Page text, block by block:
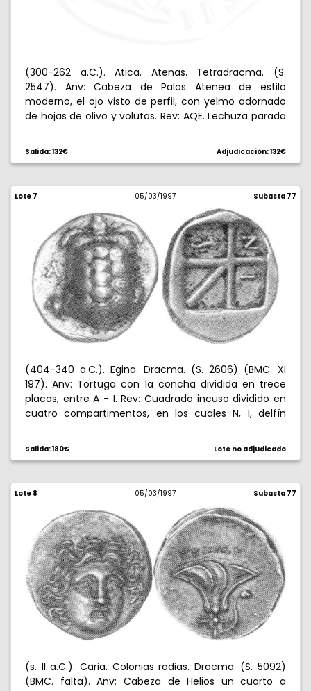
(300-262 a.C.). Atica. Atenas. Tetradracma. (S.
2547). Anv: Cabeza de Palas Atenea de estilo
moderno, el ojo visto de perfil, con yelmo adornado
de hojas de olivo y volutas. Rev: AQE. Lechuza parada
creciente. 16,89 g. Cospel oblongo. MBC/MBC+.
Salida: 132€ Adjudicación: 132€
Lote 7 05/03/1997 Subasta 77
(404-340 a.C.). Egina. Dracma. (S. 2606) (BMC. XI
197). Anv: Tortuga con la concha dividida en trece
placas, entre A - I. Rev: Cuadrado incuso dividido en
cuatro compartimentos, en los cuales N, I, delfín
MBC.
Salida: 180€ Lote no adjudicado
Lote 8 05/03/1997 Subasta 77
(s. II a.C.). Caria. Colonias rodias. Dracma. (S. 5092)
(BMC. falta). Anv: Cabeza de Helios un cuarto a